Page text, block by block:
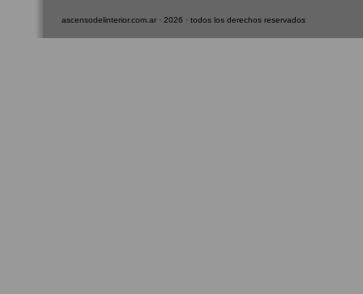
ascensodelinterior.com.ar · 2026 · todos los derechos reservados